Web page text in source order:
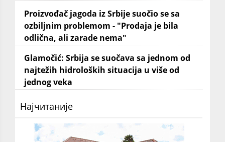
Proizvođač jagoda iz Srbije suočio se sa
ozbiljnim problemom - "Prodaja je bila
odlična, ali zarade nema"
Glamočić: Srbija se suočava sa jednom od
najtežih hidroloških situacija u više od
jednog veka
Најчитаније